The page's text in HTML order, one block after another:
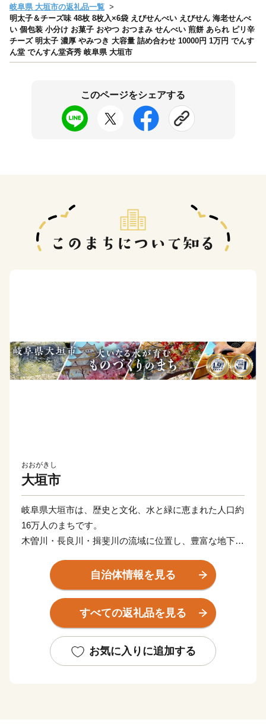
岐阜県 大垣市の返礼品一覧
明太子＆チーズ味 48枚 8枚入×6袋 えびせんべい えびせん 海老せんべ
い 個包装 小分け お菓子 おやつ おつまみ せんべい 煎餅 あられ ピリ辛
チーズ 明太子 濃厚 やみつき 大容量 詰め合わせ 10000円 1万円 でんす
ん堂 でんすん堂斉秀 岐阜県 大垣市
このページをシェアする
おおがきし
大垣市
岐阜県大垣市は、歴史と文化、水と緑に恵まれた人口約
16万人のまちです。
木曽川・長良川・揖斐川の流域に位置し、豊富な地下水
くりが高く評価されています。
大垣城を中心に城下町として発展した歴史を持ち、全国
有数の木枡の生産地として知られるものづくりのまちで
もあります。
おり、風土と文化が息づく大垣市ならではの魅力が広が
っています。
自治体情報を見る
すべての返礼品を見る
お気に入りに追加する